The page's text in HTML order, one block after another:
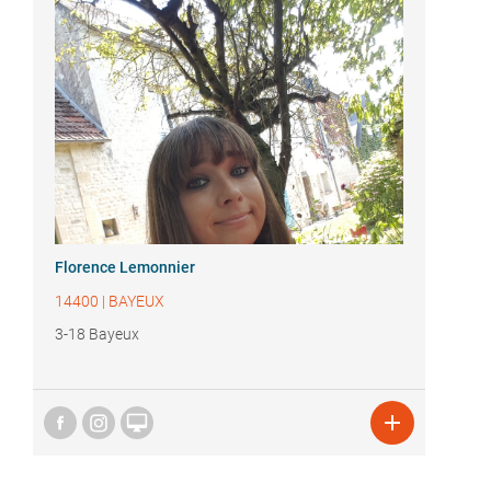
Florence Lemonnier
14400 | BAYEUX
3-18 Bayeux
 